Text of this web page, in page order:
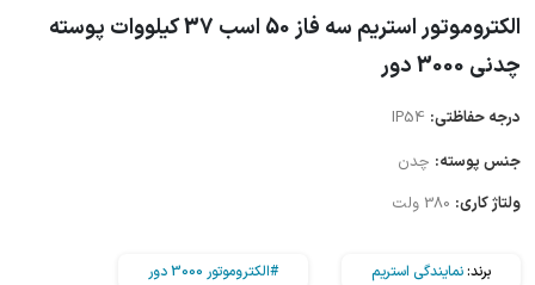
الکتروموتور استریم سه فاز 50 اسب 37 کیلووات پوسته
چدنی 3000 دور
درجه حفاظتی: IP54
جنس پوسته: چدن
ولتاژ کاری:
برند:نمایندگی استریم #الکتروموتور 3000 دور